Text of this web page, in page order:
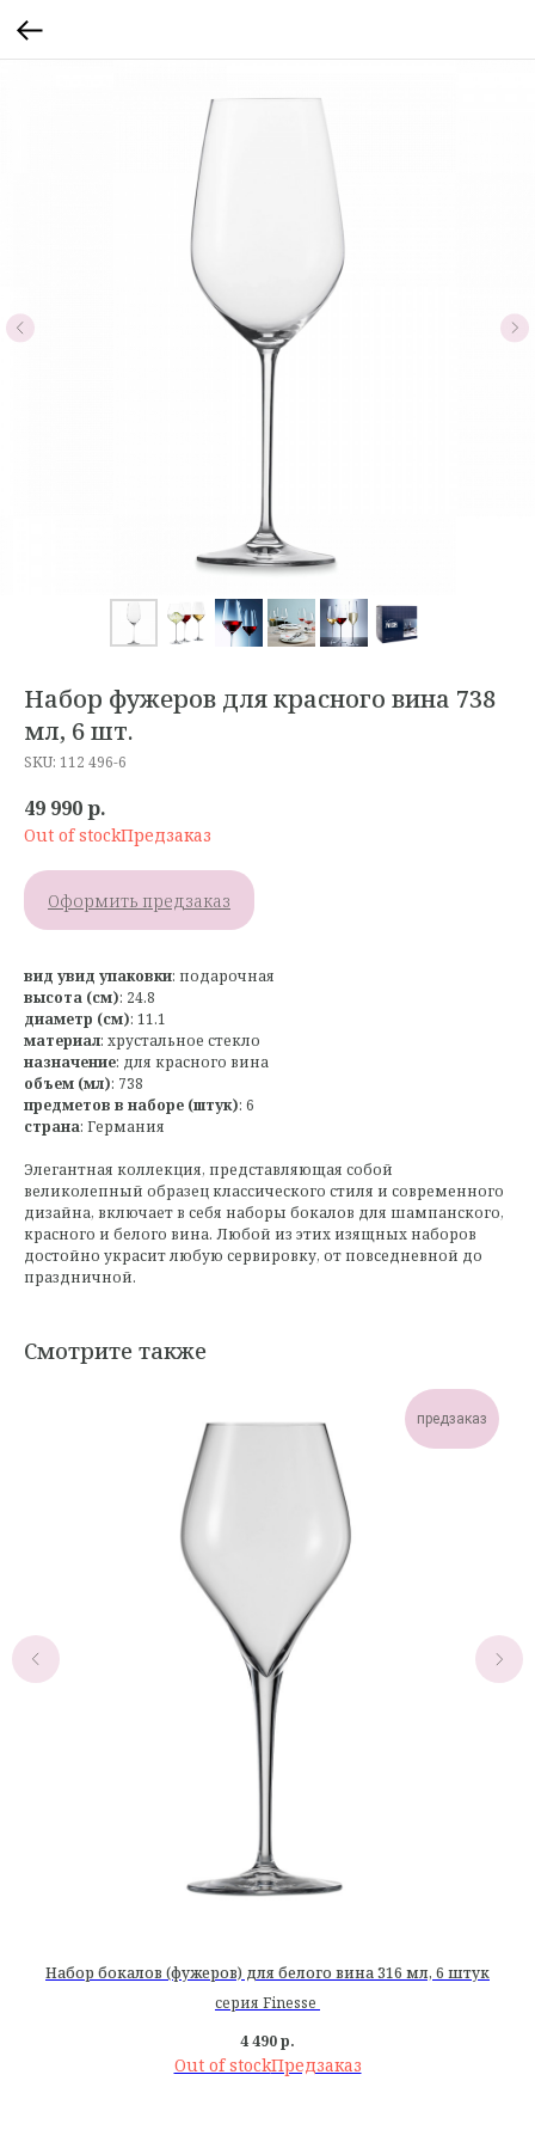
Набор фужеров для красного вина 738
мл, 6 шт.
SKU: 112 496-6
49 990р.
Out of stock
Оформить предзаказ
вид увид упаковки: подарочная
высота (см): 24.8
диаметр (см): 11.1
материал: хрустальное стекло
назначение: для красного вина
объем (мл): 738
предметов в наборе (штук): 6
страна: Германия
Элегантная коллекция, представляющая собой
великолепный образец классического стиля и современного
дизайна, включает в себя наборы бокалов для шампанского,
красного и белого вина. Любой из этих изящных наборов
достойно украсит любую сервировку, от повседневной до
праздничной.
Смотрите также
предзаказ
Набор бокалов (фужеров) для белого вина 316 мл, 6 штук
серия Finesse
4 490р.
Out of stock